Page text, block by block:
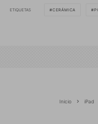
ETIQUETAS CERÁMICA
Inicio iPad